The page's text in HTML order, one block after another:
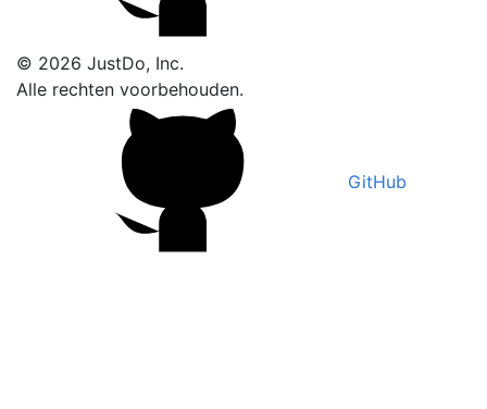
© 2026 JustDo, Inc.
Alle rechten voorbehouden.
GitHub